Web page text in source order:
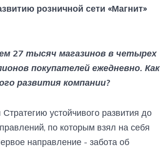
розничной сети «Магнит»
27 тысяч магазинов в четырех
покупателей ежедневно. Как
развития компании?
устойчивого развития до
по которым взял на себя
направление - забота об